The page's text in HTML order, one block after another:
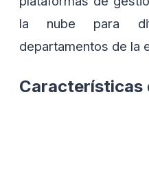
la nube para
departamentos de la
Características